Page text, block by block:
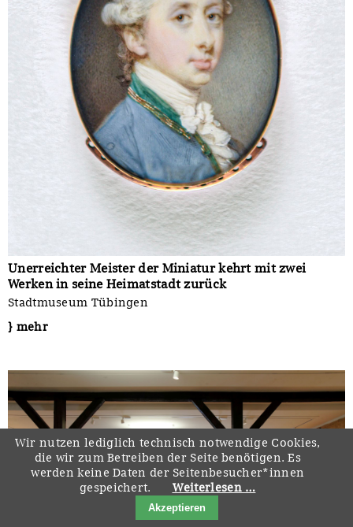
Unerreichter Meister der Miniatur kehrt mit zwei
Werken in seine Heimatstadt zurück
Stadtmuseum Tübingen
} mehr
Wir nutzen lediglich technisch notwendige Cookies,
die wir zum Betreiben der Seite benötigen. Es
werden keine Daten der Seitenbesucher*innen
gespeichert.
Weiterlesen …
Akzeptieren